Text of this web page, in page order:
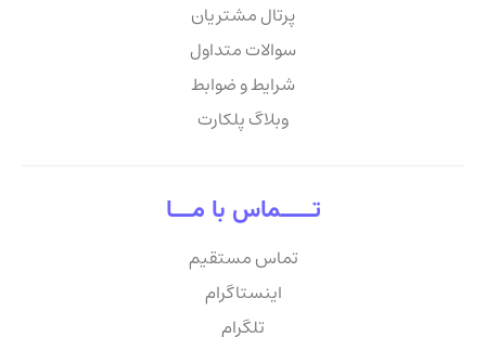
پرتال مشتریان
سوالات متداول
شرایط و ضوابط
وبلاگ پلکارت
تـــــماس با مـــا
تماس مستقیم
اینستاگرام
تلگرام